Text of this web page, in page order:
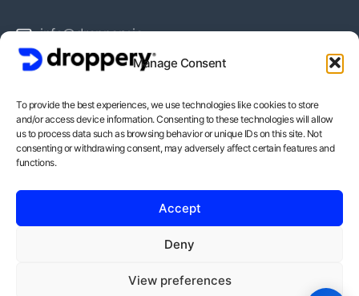
Manage Consent
To provide the best experiences, we use technologies like cookies to store
and/or access device information. Consenting to these technologies will allow
us to process data such as browsing behavior or unique IDs on this site. Not
consenting or withdrawing consent, may adversely affect certain features and
functions.
Accept
Deny
View preferences
info@droppery.io
Vossiusstraat 20-2
1071AD Amsterdam
BTW-Nummer: NL862378552B01